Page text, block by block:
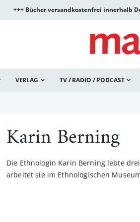
+++ Bücher versandkostenfrei innerhalb
VERLAG TV / RADIO / PODCAST
Karin Berning
Die Ethnologin Karin Berning lebte
arbeitet sie im Ethnologischen